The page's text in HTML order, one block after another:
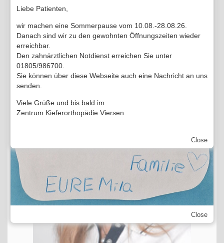
KFO
Close
Close
Liebe Patienten,
wir machen eine Sommerpause vom 10.08.-28.08.26.
Danach sind wir zu den gewohnten Öffnungszeiten wieder
erreichbar.
Den zahnärztlichen Notdienst erreichen Sie unter
01805/986700.
Sie können über diese Webseite auch eine Nachricht an uns
senden.
Viele Grüße und bis bald im
Zentrum Kieferorthopädie Viersen